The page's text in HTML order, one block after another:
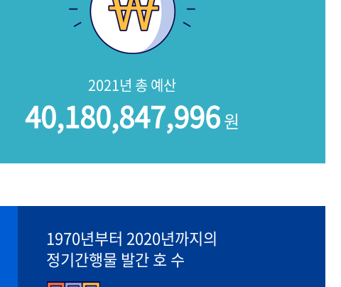
2021년 총 예산
40,180,847,996원
1970년부터 2020년까지의
정기간행물 발간 호 수